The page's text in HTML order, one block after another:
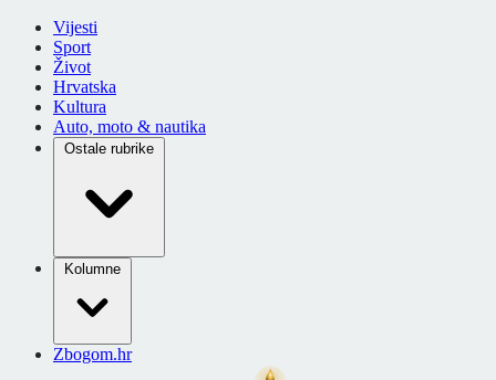
Vijesti
Sport
Život
Hrvatska
Kultura
Auto, moto & nautika
Ostale rubrike
Kolumne
Zbogom.hr